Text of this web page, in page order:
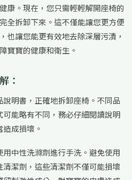
康。現在，您只需輕輕解開座椅的
全拆卸下來。這不僅能讓您更方便
也讓您能更有效地去除深層污漬，
寶寶的健康和衛生。
：
說明書，正確地拆卸座椅。不同品
可能略有不同，務必仔細閱讀說明
成損壞。
用中性洗滌劑進行手洗。避免使用
潔劑，這些清潔劑不僅可能損壞